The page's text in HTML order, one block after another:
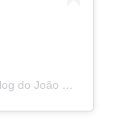
Uma publicação compartilhada por Blog do João Marcolino (@joaomarcolinoneto)